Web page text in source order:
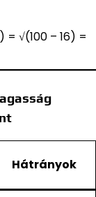
√(100 – 16) =
Hátrányok